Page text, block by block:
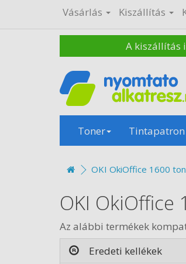
Vásárlás Kiszállítás
A kiszállítás
Toner Tintapatron
OKI OkiOffice 1600
OKI
Az alábbi termékek
Eredeti kellékek